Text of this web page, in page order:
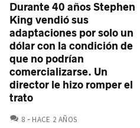
Durante 40 años Stephen
King vendió sus
adaptaciones por solo un
dólar con la condición de
que no podrían
comercializarse. Un
director le hizo romper el
trato
8 COMENTARIOS
HACE 2 AÑOS